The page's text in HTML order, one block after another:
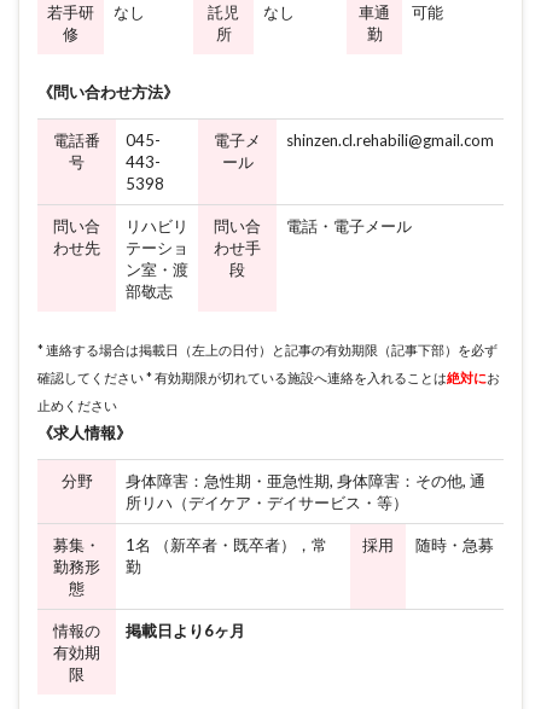
若手研
修
なし
託児
所
なし
車通
勤
可能
《問い合わせ方法》
電話番
号
045-
443-
5398
電子メ
ール
shinzen.cl.rehabili@gmail.com
問い合
わせ先
リハビリ
テーショ
ン室・渡
部敬志
問い合
わせ手
段
電話・電子メール
* 連絡する場合は掲載日（左上の日付）と記事の有効期限（記事下部）を必ず
確認してください * 有効期限が切れている施設へ連絡を入れることは絶対にお
止めください
《求人情報》
分野
身体障害：急性期・亜急性期, 身体障害：その他, 通
所リハ（デイケア・デイサービス・等）
募集・
勤務形
態
1名 （新卒者・既卒者），常
勤
採用 随時・急募
情報の
有効期
限
掲載日より6ヶ月